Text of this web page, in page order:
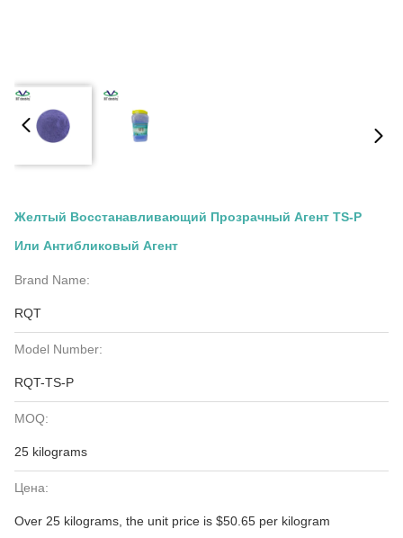
Желтый Восстанавливающий Прозрачный Агент TS-P
Или Антибликовый Агент
Brand Name:
RQT
Model Number:
RQT-TS-P
MOQ:
25 kilograms
Цена:
Over 25 kilograms, the unit price is $50.65 per kilogram